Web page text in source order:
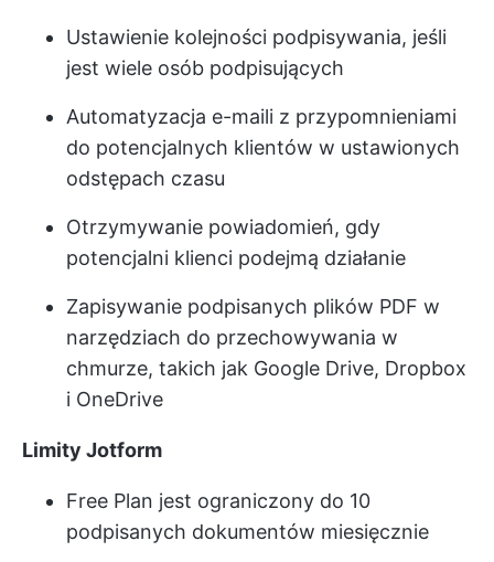
Ustawienie kolejności podpisywania, jeśli
jest wiele osób podpisujących
Automatyzacja e-maili z przypomnieniami
do potencjalnych klientów w ustawionych
odstępach czasu
Otrzymywanie powiadomień, gdy
potencjalni klienci podejmą działanie
Zapisywanie podpisanych plików PDF w
narzędziach do przechowywania w
chmurze, takich jak Google Drive, Dropbox
i OneDrive
Limity Jotform
Free Plan jest ograniczony do 10
podpisanych dokumentów miesięcznie